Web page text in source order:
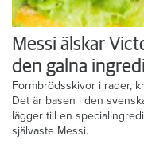
Messi älskar
den galna
Formbrödsskivor i rader,
Det är basen i den
lägger till en
självaste Messi.